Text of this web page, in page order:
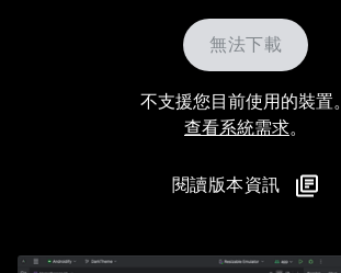
無法下載
不支援您目前使用的裝置。
查看系統需求。
閱讀版本資訊